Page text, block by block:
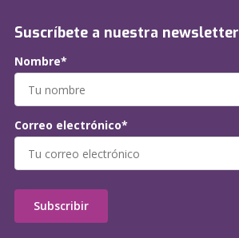
Suscríbete a nuestra newsletter
Nombre*
Correo electrónico*
Subscribir